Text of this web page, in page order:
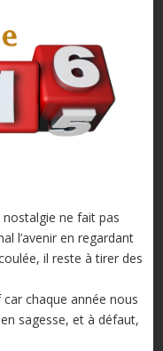
ne fait pas
l’avenir en regardant
il reste à tirer des
chaque année nous
sagesse, et à défaut,